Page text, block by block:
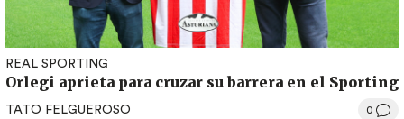
REAL SPORTING
Orlegi aprieta para cruzar su barrera en el Sporting
TATO FELGUEROSO 0